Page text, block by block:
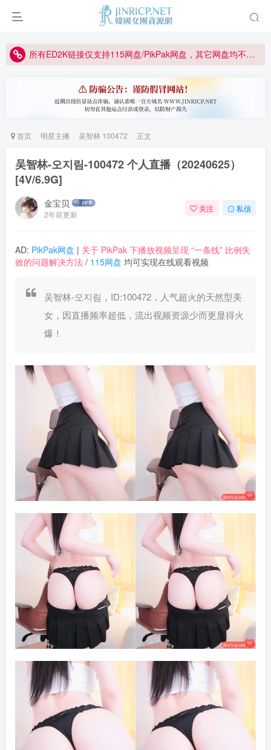
因粉丝房被举报给主播糟下架,我们提高了粉丝房购买门槛
关于 PikPak 下播放视频呈现 “一条线” 的问题报告
正版声明: 警惕盗版网站冒充 Jinricp.net [20260605更新]
首页 明星主播 吴智林 100472 正文
吴智林-오지림-100472 个人直播（20240625）
[4V/6.9G]
金宝贝
2年前更新
关注 私信
AD: PikPak网盘 | 关于 PikPak 下播放视频呈现 “一条线” 比例失
效的问题解决方法 / 115网盘 均可实现在线观看视频
吴智林-오지림，ID:100472，人气超火的天然型美
女，因直播频率超低，流出视频资源少而更显得火
爆！